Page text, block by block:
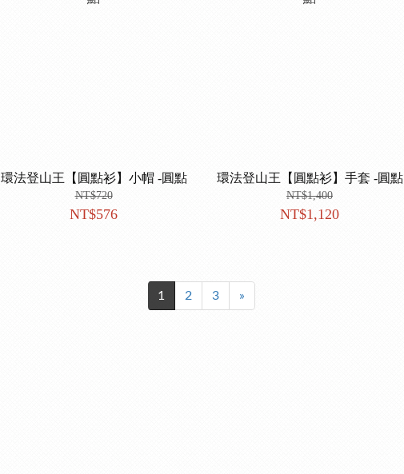
環法登山王【圓點衫】小帽 -圓點
NT$720
NT$576
環法登山王【圓點衫】手套 -圓點
NT$1,400
NT$1,120
1 2 3 »